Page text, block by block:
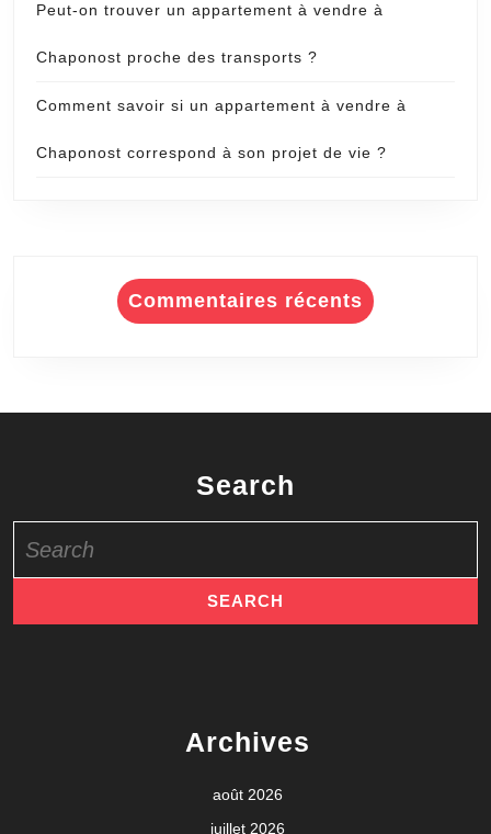
Peut-on trouver un appartement à vendre à
Chaponost proche des transports ?
Comment savoir si un appartement à vendre à
Chaponost correspond à son projet de vie ?
Commentaires récents
Search
for:
Archives
août 2026
juillet 2026